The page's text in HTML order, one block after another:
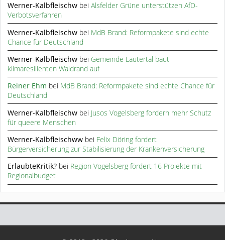
Werner-Kalbfleischw beiAlsfelder Grüne unterstützen AfD-
Verbotsverfahren
Werner-Kalbfleischw bei MdB Brand: Reformpakete sind echte
Chance für Deutschland
Werner-Kalbfleischw bei Gemeinde Lautertal baut
klimaresilienten Waldrand auf
Reiner Ehm bei MdB Brand: Reformpakete sind echte Chance für
Deutschland
Werner-Kalbfleischw bei Jusos Vogelsberg fordern mehr Schutz
für queere Menschen
Werner-Kalbfleischww bei Felix Döring fordert
Bürgerversicherung zur Stabilisierung der Krankenversicherung
ErlaubteKritik? bei Region Vogelsberg fördert 16 Projekte mit
Regionalbudget